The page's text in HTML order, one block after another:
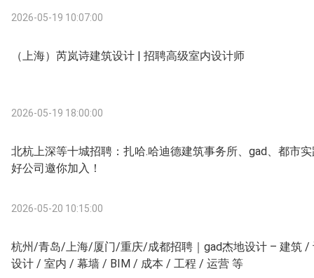
2026-05-19 10:07:00
（上海）芮岚诗建筑设计 | 招聘高级室内设计师
2026-05-19 18:00:00
北杭上深等十城招聘：扎哈.哈迪德建筑事务所、gad、都市
好公司邀你加入！
2026-05-20 10:15:00
杭州/青岛/上海/厦门/重庆/成都招聘｜gad杰地设计 – 建筑 /
设计 / 室内 / 幕墙 / BIM / 成本 / 工程 / 运营 等